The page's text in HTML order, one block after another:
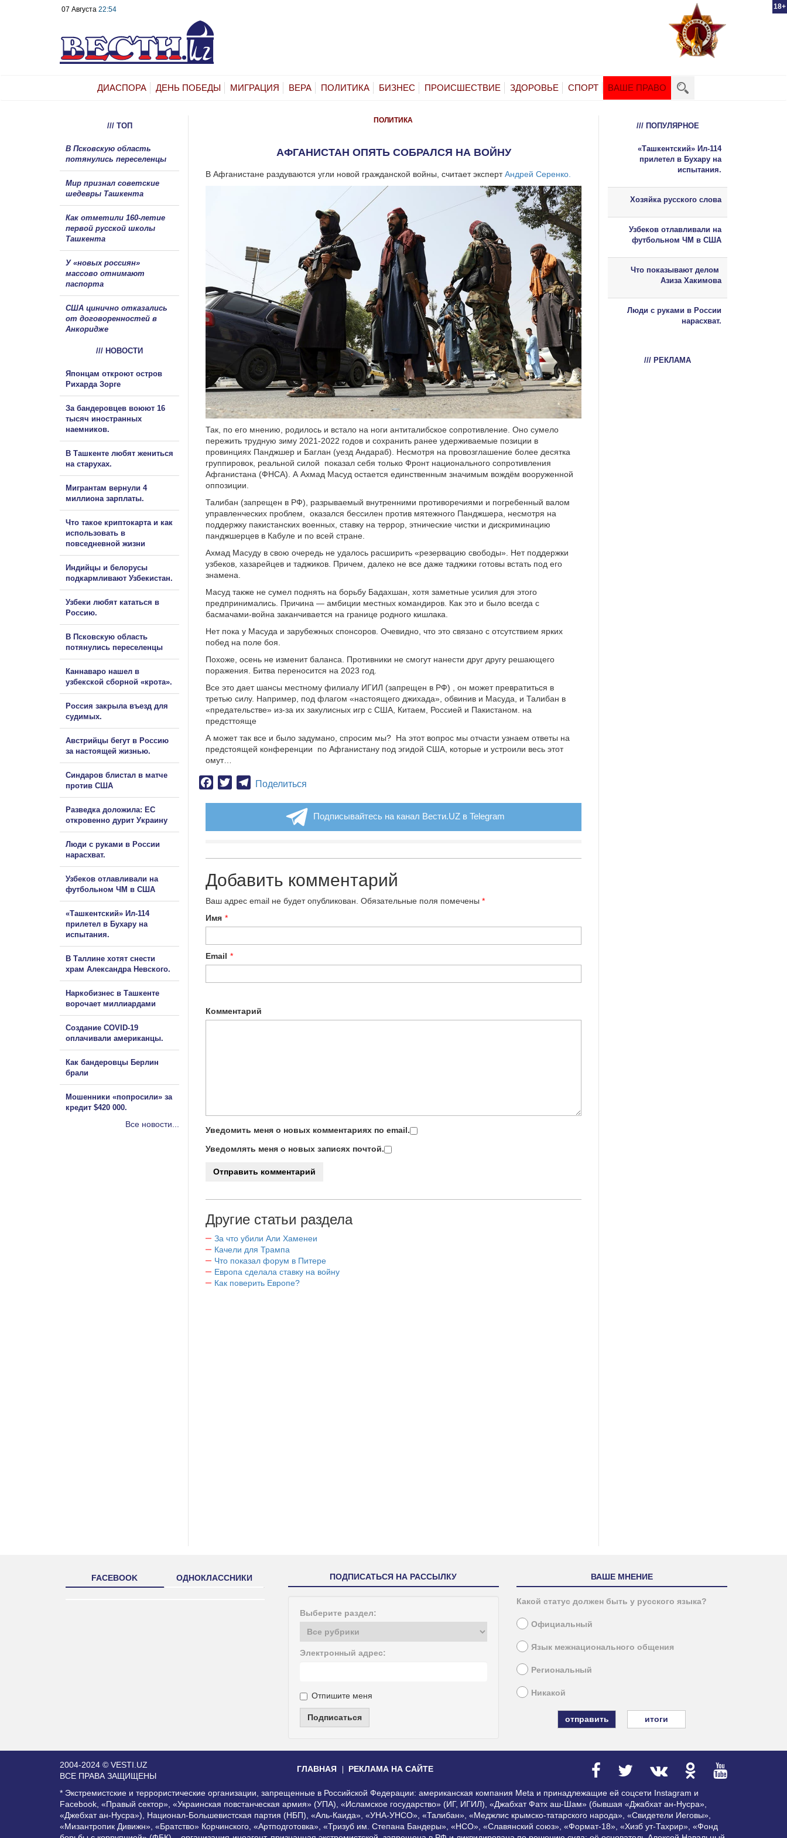
18+
07 Августа 22:54
ДИАСПОРА ДЕНЬ ПОБЕДЫ МИГРАЦИЯ ВЕРА ПОЛИТИКА БИЗНЕС ПРОИСШЕСТВИЕ ЗДОРОВЬЕ СПОРТ ВАШЕ ПРАВО
ПОЛИТИКА
АФГАНИСТАН ОПЯТЬ СОБРАЛСЯ НА ВОЙНУ
В Афганистане раздуваются угли новой гражданской войны, считает экспертАндрей Серенко.
Так, по его мнению, родилось и встало на ноги антиталибское сопротивление. Оно сумело
пережить трудную зиму 2021-2022 годов и сохранить ранее удерживаемые позиции в
провинциях Панджшер и Баглан (уезд Андараб). Несмотря на провозглашение более десятка
группировок, реальной силой показал себя только Фронт национального сопротивления
Афганистана (ФНСА). А Ахмад Масуд остается единственным значимым вождём вооруженной
оппозиции.
Талибан (запрещен в РФ), разрываемый внутренними противоречиями и погребенный валом
управленческих проблем, оказался бессилен против мятежного Панджшера, несмотря на
поддержку пакистанских военных, ставку на террор, этнические чистки и дискриминацию
панджшерцев в Кабуле и по всей стране.
Ахмад Масуду в свою очередь не удалось расширить «резервацию свободы». Нет поддержки
узбеков, хазарейцев и таджиков. Причем, далеко не все даже таджики готовы встать под его
знамена.
Масуд также не сумел поднять на борьбу Бадахшан, хотя заметные усилия для этого
предпринимались. Причина — амбиции местных командиров. Как это и было всегда с
басмачами-война заканчивается на границе родного кишлака.
Нет пока у Масуда и зарубежных спонсоров. Очевидно, что это связано с отсутствием ярких
побед на поле боя.
Похоже, осень не изменит баланса. Противники не смогут нанести друг другу решающего
поражения. Битва переносится на 2023 год.
Все это дает шансы местному филиалу ИГИЛ (запрещен в РФ) , он может превратиться в
третью силу. Например, под флагом «настоящего джихада», обвинив и Масуда, и Талибан в
«предательстве» из-за их закулисных игр с США, Китаем, Россией и Пакистаном. на
предсттояще
А может так все и было задумано, спросим мы? На этот вопрос мы отчасти узнаем ответы на
предстоящей конференции по Афганистану под эгидой США, которые и устроили весь этот
омут…
Facebook
TwitterTelegram
Поделиться
Подписывайтесь на канал Вести.UZ в Telegram
Добавить комментарий
Ваш адрес email не будет опубликован. Обязательные поля помечены *
Имя *
Email *
Комментарий
Уведомить меня о новых комментариях по email.
Уведомлять меня о новых записях почтой.
Другие статьи раздела
За что убили Али Хаменеи
Качели для Трампа
Что показал форум в Питере
Европа сделала ставку на войну
Как поверить Европе?
/// ТОП
В Псковскую область
потянулись переселенцы
Мир признал советские
шедевры Ташкента
Как отметили 160-летие
первой русской школы
Ташкента
У «новых россиян»
массово отнимают
паспорта
США цинично отказались
от договоренностей в
Анкоридже
/// НОВОСТИ
Японцам откроют остров
Рихарда Зорге
За бандеровцев воюют 16
тысяч иностранных
наемников.
В Ташкенте любят жениться
на старухах.
Мигрантам вернули 4
миллиона зарплаты.
Что такое криптокарта и как
использовать в
повседневной жизни
Индийцы и белорусы
подкармливают Узбекистан.
Узбеки любят кататься в
Россию.
В Псковскую область
потянулись переселенцы
Каннаваро нашел в
узбекской сборной «крота».
Россия закрыла въезд для
судимых.
Австрийцы бегут в Россию
за настоящей жизнью.
Синдаров блистал в матче
против США
Разведка доложила: ЕС
откровенно дурит Украину
Люди с руками в России
нарасхват.
Узбеков отлавливали на
футбольном ЧМ в США
«Ташкентский» Ил-114
прилетел в Бухару на
испытания.
В Таллине хотят снести
храм Александра Невского.
Наркобизнес в Ташкенте
ворочает миллиардами
Создание COVID-19
оплачивали американцы.
Как бандеровцы Берлин
брали
Мошенники «попросили» за
кредит $420 000.
Все новости...
/// ПОПУЛЯРНОЕ
«Ташкентский» Ил-114
прилетел в Бухару на
испытания.
Хозяйка русского слова
Узбеков отлавливали на
футбольном ЧМ в США
Что показывают делом
Азиза Хакимова
Люди с руками в России
нарасхват.
/// РЕКЛАМА
FACEBOOK ОДНОКЛАССНИКИ ПОДПИСАТЬСЯ НА РАССЫЛКУ
Выберите раздел:
Электронный адрес:
Отпишите меня
Подписаться
ВАШЕ МНЕНИЕ
Какой статус должен быть у русского языка?
Официальный
Язык межнационального общения
Региональный
Никакой
итоги
2004-2024 © VESTI.UZ
ВСЕ ПРАВА ЗАЩИЩЕНЫ
ГЛАВНАЯ РЕКЛАМА НА САЙТЕ
* Экстремистские и террористические организации, запрещенные в Российской Федерации: американская компания Meta и принадлежащие ей соцсети Instagram и
Facebook, «Правый сектор», «Украинская повстанческая армия» (УПА), «Исламское государство» (ИГ, ИГИЛ), «Джабхат Фатх аш-Шам» (бывшая «Джабхат ан-Нусра»,
«Джебхат ан-Нусра»), Национал-Большевистская партия (НБП), «Аль-Каида», «УНА-УНСО», «Талибан», «Меджлис крымско-татарского народа», «Свидетели Иеговы»,
«Мизантропик Дивижн», «Братство» Корчинского, «Артподготовка», «Тризуб им. Степана Бандеры», «НСО», «Славянский союз», «Формат-18», «Хизб ут-Тахрир», «Фонд